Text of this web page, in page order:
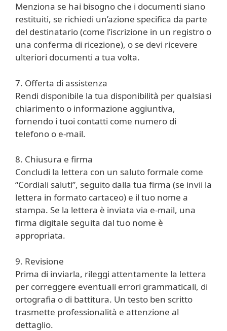
Menziona se hai bisogno che i documenti siano
restituiti, se richiedi un’azione specifica da parte
del destinatario (come l’iscrizione in un registro o
una conferma di ricezione), o se devi ricevere
ulteriori documenti a tua volta.
7. Offerta di assistenza
Rendi disponibile la tua disponibilità per qualsiasi
chiarimento o informazione aggiuntiva,
fornendo i tuoi contatti come numero di
telefono o e-mail.
8. Chiusura e firma
Concludi la lettera con un saluto formale come
“Cordiali saluti”, seguito dalla tua firma (se invii la
lettera in formato cartaceo) e il tuo nome a
stampa. Se la lettera è inviata via e-mail, una
firma digitale seguita dal tuo nome è
appropriata.
9. Revisione
Prima di inviarla, rileggi attentamente la lettera
per correggere eventuali errori grammaticali, di
ortografia o di battitura. Un testo ben scritto
trasmette professionalità e attenzione al
dettaglio.